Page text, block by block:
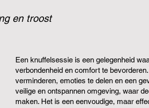
en troost
Een knuffelsessie is een gelegenheid
verbondenheid en comfort te
verminderen, emoties te delen en een
veilige en ontspannen omgeving, waar
maken. Het is een eenvoudige, maar